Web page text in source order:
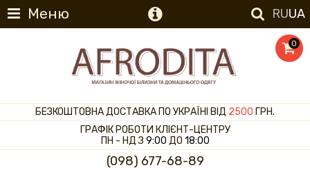
Меню RUUA
0
БЕЗКОШТОВНА ДОСТАВКА ПО УКРАЇНІ ВІД 2500 ГРН.
ГРАФІК РОБОТИ КЛІЄНТ-ЦЕНТРУ
ПН - НД З 9:00 ДО 18:00
(098) 677-68-89